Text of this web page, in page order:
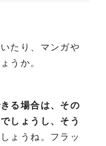
たり、マンガや
うか。
る場合は、その
しょうし、そう
ょうね。フラッ